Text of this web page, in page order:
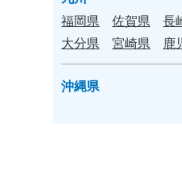
福岡県
佐賀県 長
大分県
宮崎県 鹿
沖縄県